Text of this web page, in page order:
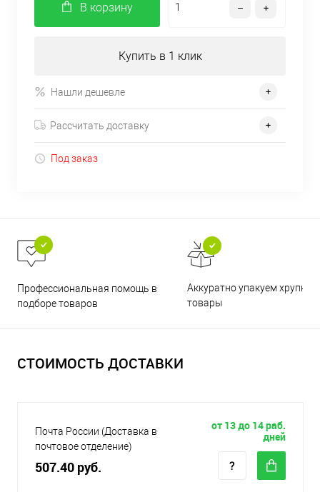
В корзину
Купить в 1 клик
Нашли дешевле
Рассчитать доставку
Под заказ
Профессиональная помощь в
подборе товаров
Аккуратно упакуем хрупкие
товары
СТОИМОСТЬ ДОСТАВКИ
Почта России (Доставка в
почтовое отделение)
507.40 руб.
от 13 до 14 раб.
дней